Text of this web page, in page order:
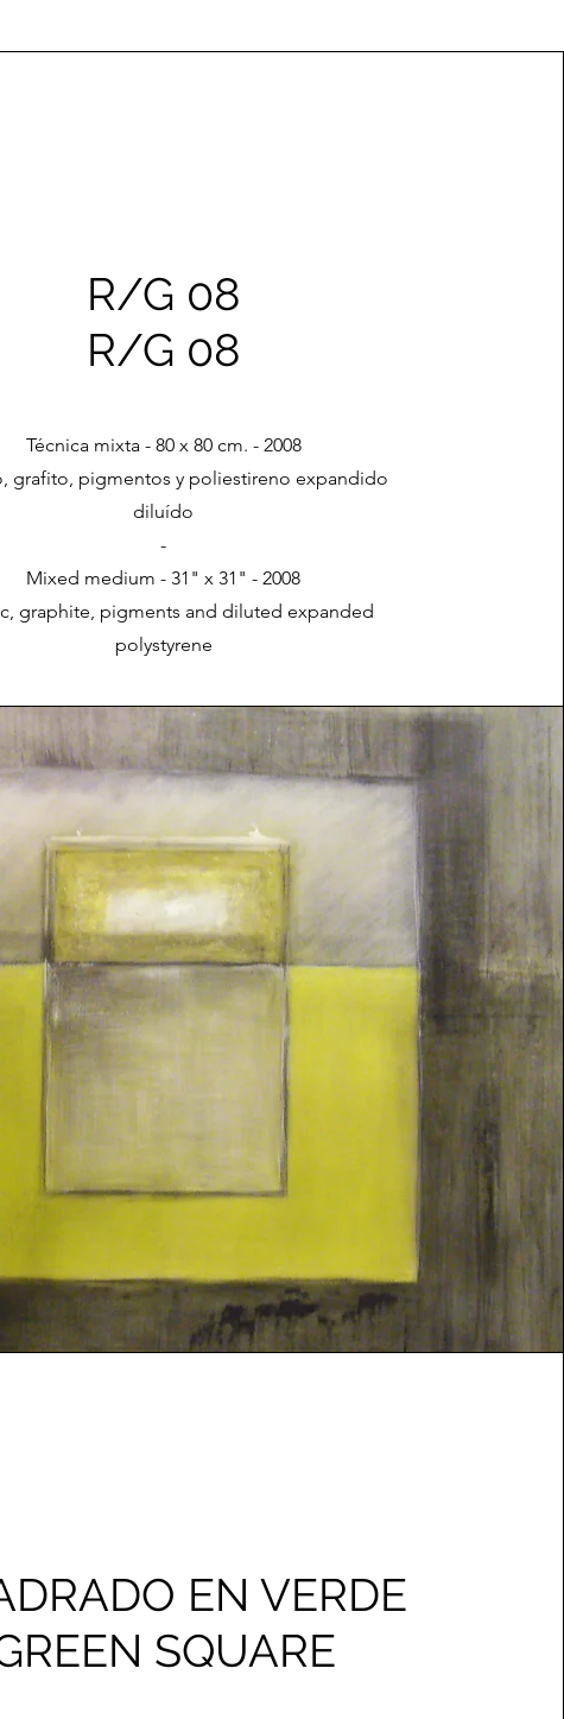
R/G 08
R/G 08
Técnica mixta - 80 x 80 cm. - 2008
grafito, pigmentos y poliestireno expandido
diluído
-
Mixed medium - 31" x 31" - 2008
graphite, pigments and diluted expanded
polystyrene
EN VERDE
SQUARE